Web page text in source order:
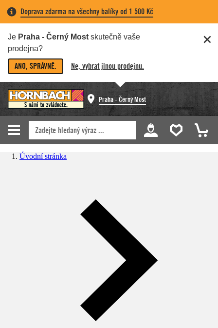
Doprava zdarma na všechny balíky od 1 500 Kč
Je Praha - Černý Most skutečně vaše
prodejna?
ANO, SPRÁVNĚ. Ne, vybrat jinou prodejnu.
Praha - Černý Most
Úvodní stránka